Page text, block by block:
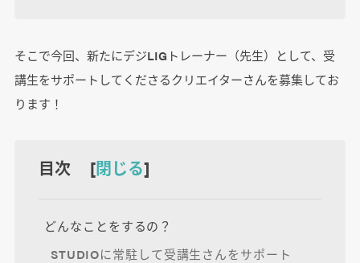
そこで今回、新たにデジLIGトレーナー（先生）として、受
講生をサポートしてくださるクリエイターさんを募集してお
ります！
目次 [閉じる]
どんなことをするの？
STUDIOに常駐して受講生さんをサポート